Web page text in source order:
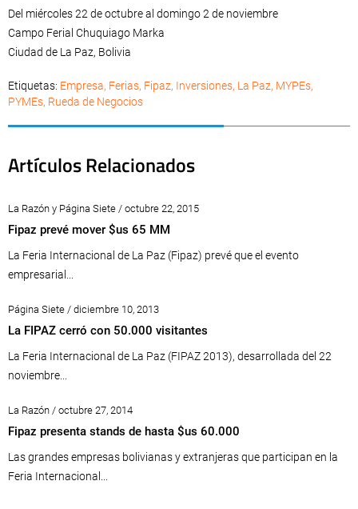
Del miércoles 22 de octubre al domingo 2 de noviembre
Campo Ferial Chuquiago Marka
Ciudad de La Paz, Bolivia
Etiquetas: Empresa, Ferias, Fipaz, Inversiones, La Paz, MYPEs,
PYMEs, Rueda de Negocios
Artículos Relacionados
La Razón y Página Siete / octubre 22, 2015
Fipaz prevé mover $us 65 MM
La Feria Internacional de La Paz (Fipaz) prevé que el evento
empresarial...
Página Siete / diciembre 10, 2013
La FIPAZ cerró con 50.000 visitantes
La Feria Internacional de La Paz (FIPAZ 2013), desarrollada del 22
noviembre...
La Razón / octubre 27, 2014
Fipaz presenta stands de hasta $us 60.000
Las grandes empresas bolivianas y extranjeras que participan en la
Feria Internacional...